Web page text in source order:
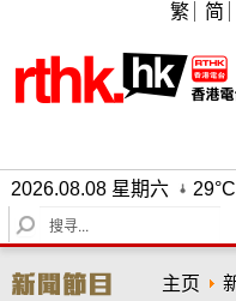
繁 简
2026.08.08 星期六 29°C
S
e
r
主页